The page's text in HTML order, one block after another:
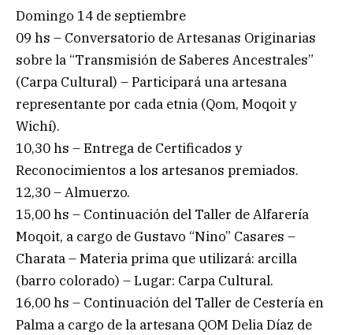
Domingo 14 de septiembre
09 hs – Conversatorio de Artesanas Originarias
sobre la “Transmisión de Saberes Ancestrales”
(Carpa Cultural) – Participará una artesana
representante por cada etnia (Qom, Moqoit y
Wichí).
10,30 hs – Entrega de Certificados y
Reconocimientos a los artesanos premiados.
12,30 – Almuerzo.
15,00 hs – Continuación del Taller de Alfarería
Moqoit, a cargo de Gustavo “Nino” Casares –
Charata – Materia prima que utilizará: arcilla
(barro colorado) – Lugar: Carpa Cultural.
16,00 hs – Continuación del Taller de Cestería en
Palma a cargo de la artesana QOM Delia Díaz de